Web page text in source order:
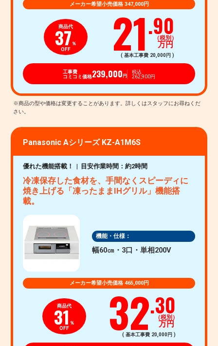
メーカー希望小売価格 347,000円
商品代
37 ％
OFF
21.90
（税別）
万円
( 基本工事費 20,000円 )
工事費
コミコミ価格239,000 円
税込
262,900円
Panasonic Aシリーズ KZ-A1M6S
優れた機能搭載！ 目安作業時間：約2時間
冷凍保存した食材を、手間なくスピーディに
焼き上げる「凍ったままIHグリル」機能搭
載。
機能・仕様：
幅60㎝・3口・単相200V
メーカー希望小売価格 465,000円
商品代
31％
OFF
32.30
（税別）
万円
( 基本工事費 20,000円 )